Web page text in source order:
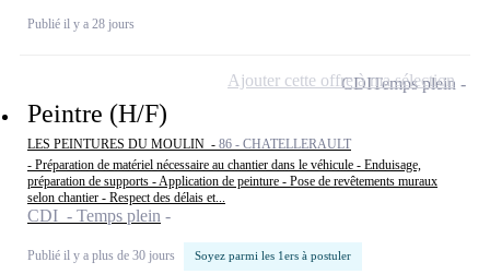
Publié il y a 28 jours
Peintre (H/F)
LES PEINTURES DU MOULIN - 86 - CHATELLERAULT
- Préparation de matériel nécessaire au chantier dans le véhicule - Enduisage,
préparation de supports - Application de peinture - Pose de revêtements muraux
selon chantier - Respect des délais et...
CDI - Temps plein
Publié il y a plus de 30 jours Soyez parmi les 1ers à postuler
CDITemps plein
Ajouter cette offre à ma sélection